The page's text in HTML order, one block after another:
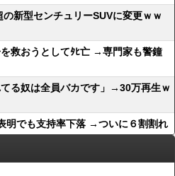
新型センチュリーSUVに変更ｗｗ
を救おうとしてﾀﾋ亡 →専門家も警鐘
る奴は全員バカです」→30万再生ｗ
明でも支持率下落 →ついに６割割れ